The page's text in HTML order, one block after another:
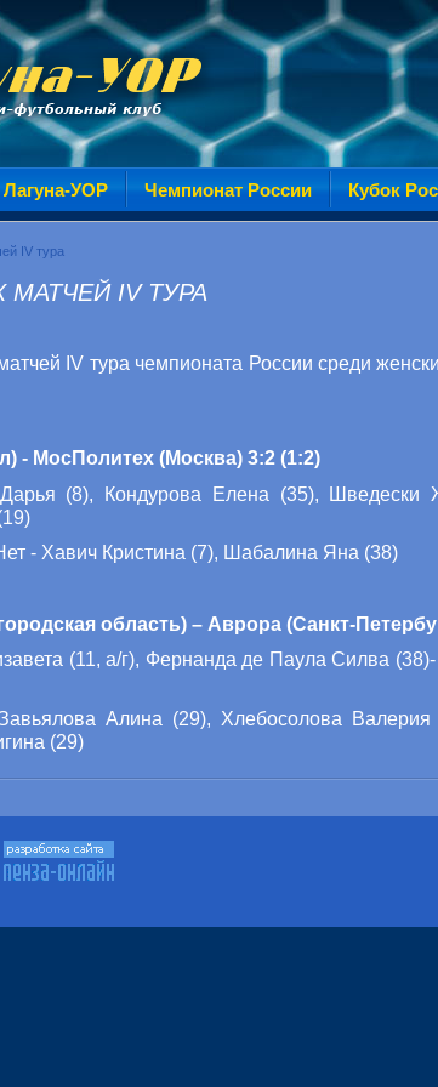
Лагуна-УОР Чемпионат России Кубок
IV тура
IV ТУРА
IV тура чемпионата России среди
- МосПолитех (Москва) 3:2 (1:2)
(8), Кондурова Елена (35), Шведески
- Хавич Кристина (7), Шабалина Яна (38)
область) – Аврора (Санкт-
(11, а/г), Фернанда де Паула Силва (38)
Завьялова Алина (29), Хлебосолова
(29)